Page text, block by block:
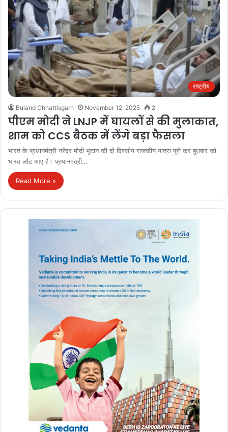
राष्ट्रीय
Buland Chhattisgarh November 12, 2025 2
पीएम मोदी ने LNJP में घायलों से की मुलाकात,
शाम को CCS बैठक में लेंगे बड़ा फैसला
भारत के प्रधानमंत्री नरेंद्र मोदी भूटान की दो दिवसीय राजकीय यात्रा पूरी कर बुधवार को
भारत लौट आए हैं। प्रधानमंत्री…
Read More »